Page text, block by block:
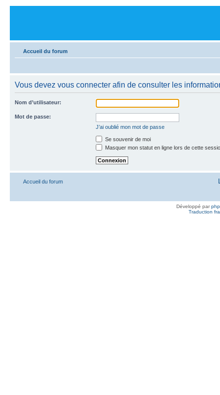
Accueil du forum
Vous devez vous connecter afin de consulter les
Nom d’utilisateur:
Mot de passe:
J’ai oublié mon mot de passe
Se souvenir de moi
Masquer mon statut en ligne lors de cette
Accueil du forum
Développé par
Traduction